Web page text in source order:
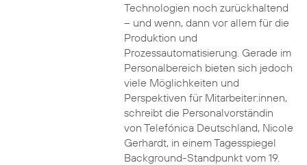
Technologien noch zurückhaltend
– und wenn, dann vor allem für die
Produktion und
Prozessautomatisierung. Gerade im
Personalbereich bieten sich jedoch
viele Möglichkeiten und
Perspektiven für Mitarbeiter:innen,
schreibt die Personalvorständin
von Telefónica Deutschland, Nicole
Gerhardt, in einem Tagesspiegel
Background-Standpunkt vom 19.